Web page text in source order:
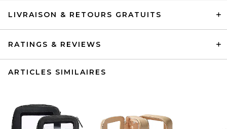
LIVRAISON & RETOURS GRATUITS
RATINGS & REVIEWS
ARTICLES SIMILAIRES